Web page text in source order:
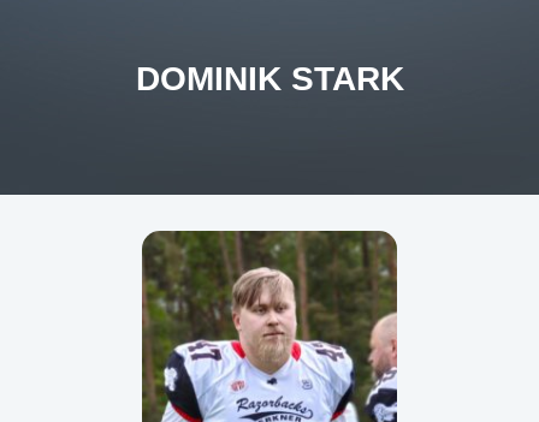
DOMINIK STARK